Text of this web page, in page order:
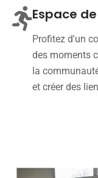
Espace
Profitez d'un
des moments
la
et créer des